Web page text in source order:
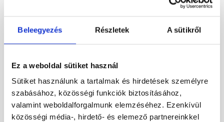
Beleegyezés Részletek A sütikről
Ez a weboldal sütiket használ
Sütiket használunk a tartalmak és hirdetések személyre
szabásához, közösségi funkciók biztosításához,
valamint weboldalforgalmunk elemzéséhez. Ezenkívül
közösségi média-, hirdető- és elemező partnereinkkel
vékonyvakolat, kapart 2
1 226 Ft / kg
Megnézem
vékonyvakolat, kapart 2
1 226 Ft / kg
Megnézem